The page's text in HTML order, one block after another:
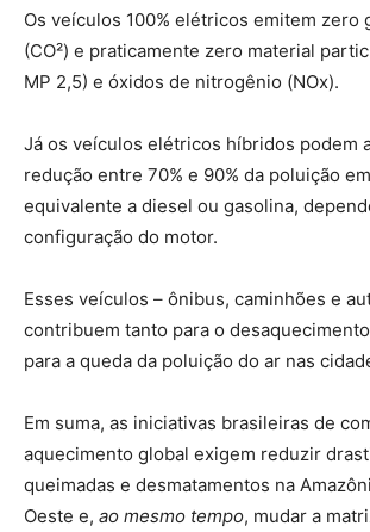
Os veículos 100% elétricos emitem zero
(CO²) e praticamente zero material
MP 2,5) e óxidos de nitrogênio (NOx).
Já os veículos elétricos híbridos podem
redução entre 70% e 90% da poluição
equivalente a diesel ou gasolina,
configuração do motor.
Esses veículos – ônibus, caminhões e
contribuem tanto para o
para a queda da poluição do ar nas
Em suma, as iniciativas brasileiras de
aquecimento global exigem reduzir
queimadas e desmatamentos na
Oeste e, ao mesmo tempo, mudar a